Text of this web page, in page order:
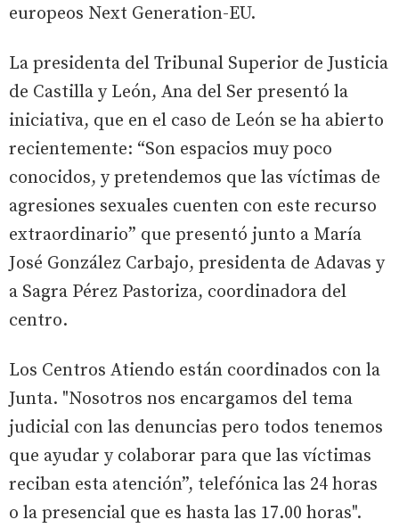
europeos Next Generation-EU.
La presidenta del Tribunal Superior de Justicia
de Castilla y León, Ana del Ser presentó la
iniciativa, que en el caso de León se ha abierto
recientemente: “Son espacios muy poco
conocidos, y pretendemos que las víctimas de
agresiones sexuales cuenten con este recurso
extraordinario” que presentó junto a María
José González Carbajo, presidenta de Adavas y
a Sagra Pérez Pastoriza, coordinadora del
centro.
Los Centros Atiendo están coordinados con la
Junta. "Nosotros nos encargamos del tema
judicial con las denuncias pero todos tenemos
que ayudar y colaborar para que las víctimas
reciban esta atención”, telefónica las 24 horas
o la presencial que es hasta las 17.00 horas".